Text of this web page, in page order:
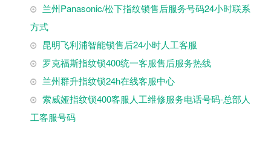
兰州Panasonic/松下指纹锁售后服务号码24小时联系
方式
昆明飞利浦智能锁售后24小时人工客服
罗克福斯指纹锁400统一客服售后服务热线
兰州群升指纹锁24h在线客服中心
索威娅指纹锁400客服人工维修服务电话号码-总部人
工客服号码